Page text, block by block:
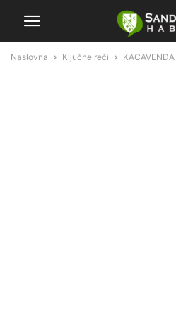
Naslovna Ključne reči KACAVENDA